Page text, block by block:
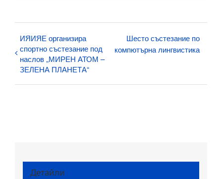
ИЯИЯЕ организира
спортно състезание под
наслов „МИРЕН АТОМ –
ЗЕЛЕНА ПЛАНЕТА“
Шесто състезание по
компютърна лингвистика
Детайли